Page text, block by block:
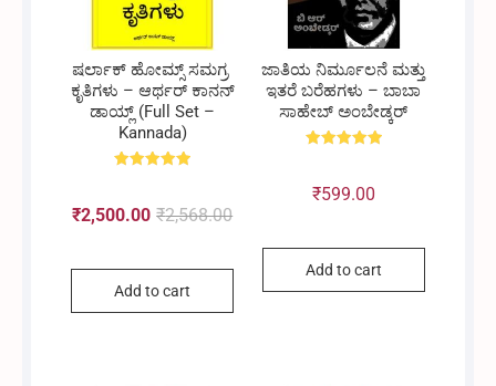
ಷರ್ಲಾಕ್ ಹೋಮ್ಸ್ ಸಮಗ್ರ
ಕೃತಿಗಳು – ಆರ್ಥರ್ ಕಾನನ್
ಡಾಯ್ಲ್ (Full Set –
Kannada)
out of 5
₹2,568.00Original
price
₹2,500.00 Current
price
Add to cart
ಜಾತಿಯ ನಿರ್ಮೂಲನೆ ಮತ್ತು
ಇತರೆ ಬರೆಹಗಳು – ಬಾಬಾ
ಸಾಹೇಬ್ ಅಂಬೇಡ್ಕರ್
out of 5
₹599.00
Add to cart